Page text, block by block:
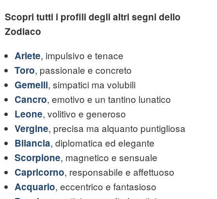
Scopri tutti i profili degli altri segni dello
Zodiaco
Ariete, impulsivo e tenace
Toro, passionale e concreto
Gemelli, simpatici ma volubili
Cancro, emotivo e un tantino lunatico
Leone, volitivo e generoso
Vergine, precisa ma alquanto puntigliosa
Bilancia, diplomatica ed elegante
Scorpione, magnetico e sensuale
Capricorno, responsabile e affettuoso
Acquario, eccentrico e fantasioso